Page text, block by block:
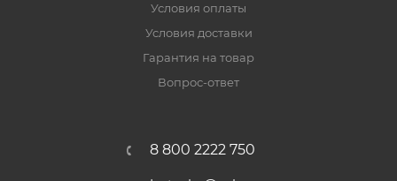
Условия оплаты
Условия доставки
Гарантия на товар
Вопрос-ответ
8 800 2222 750